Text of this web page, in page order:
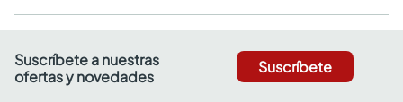
Suscríbete a nuestras
ofertas y novedades
Suscríbete